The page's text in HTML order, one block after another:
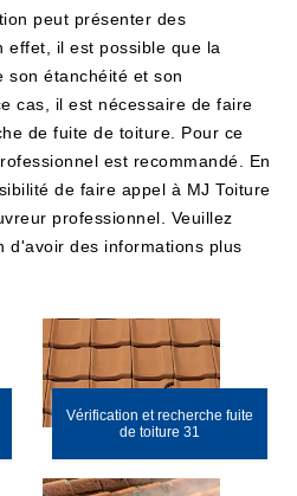
peut présenter des
effet, il est possible que la
son étanchéité et son
cas, il est nécessaire de faire
de fuite de toiture. Pour ce
est recommandé. En
de faire appel à MJ Toiture
professionnel. Veuillez
d'avoir des informations plus
Vérification et recherche fuite
de toiture 31